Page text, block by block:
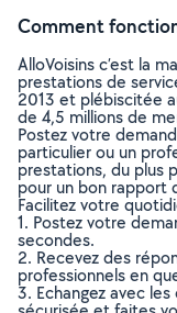
Comment
AlloVoisins c’est la
prestations de
2013 et plébiscitée
de 4,5 millions de
Postez votre
particulier ou un
prestations, du plus
pour un bon rapport
Facilitez votre
1. Postez votre
secondes.
2. Recevez des
professionnels en
3. Echangez avec